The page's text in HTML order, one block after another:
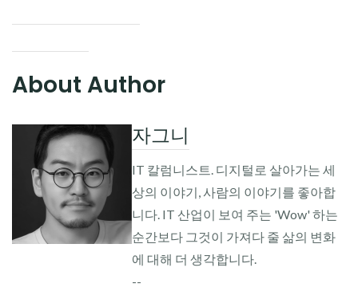
About Author
자그니
IT 칼럼니스트. 디지털로 살아가는 세
상의 이야기, 사람의 이야기를 좋아합
니다. IT 산업이 보여 주는 'Wow' 하는
순간보다 그것이 가져다 줄 삶의 변화
에 대해 더 생각합니다.
--